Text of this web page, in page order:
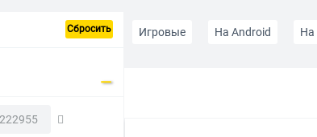
Сбросить Игровые На Android На